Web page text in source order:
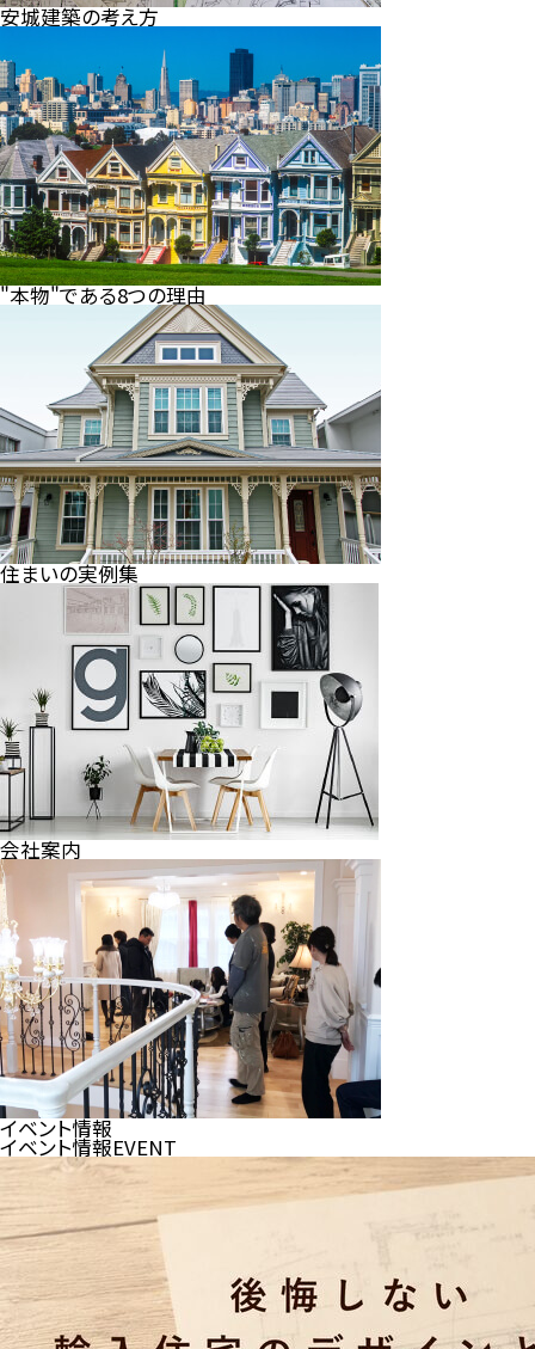
安城建築の考え方
"本物"である8つの理由
住まいの実例集
会社案内
イベント情報
イベント情報EVENT